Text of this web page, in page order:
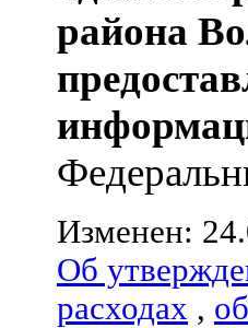
района
Изменен:
Об
расходах ,